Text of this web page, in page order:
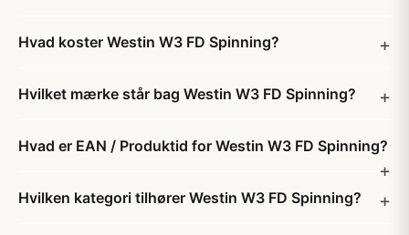
Hvad koster Westin W3 FD Spinning?
Hvilket mærke står bag Westin W3 FD Spinning?
Hvad er EAN / Produktid for Westin W3 FD Spinning?
Hvilken kategori tilhører Westin W3 FD Spinning?